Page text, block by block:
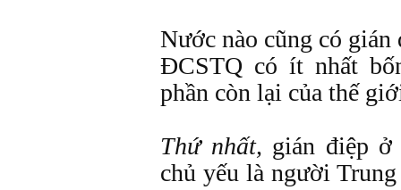
Nước nào cũng có
ĐCSTQ có ít nhất
phần còn lại của thế
Thứ nhất, gián điệp ở
chủ yếu là người